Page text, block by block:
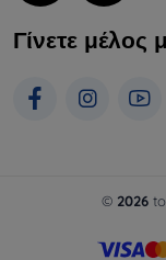
Γίνετε μέλος
© 2026